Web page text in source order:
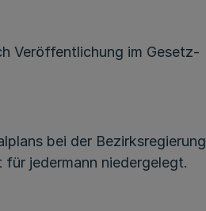
Veröffentlichung im Gesetz-
bei der Bezirksregierung
jedermann niedergelegt.